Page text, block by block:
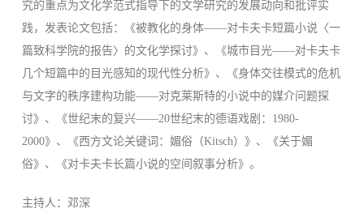
究的重点为文化学范式指导下的文学研究的发展动向和批评实
践，发表论文包括：《被教化的身体——对卡夫卡短篇小说〈一
篇致科学院的报告〉的文化学探讨》、《城市目光——对卡夫卡
几个短篇中的目光感知的现代性分析》、《身体交往模式的危机
与文字的秩序建构功能——对克莱斯特的小说中的媒介问题探
讨》、《世纪末的复兴——20世纪末的德语戏剧：1980-
2000》、《西方文论关键词：媚俗（Kitsch）》、《关于媚
俗》、《对卡夫卡长篇小说的空间叙事分析》。
主持人：邓深